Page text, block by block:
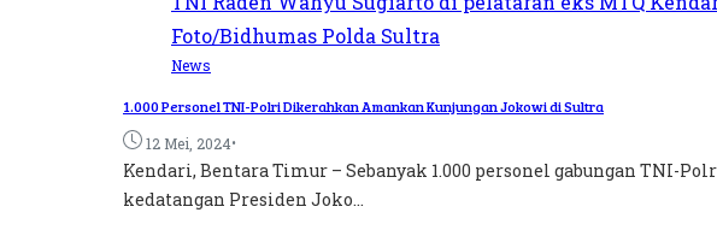
News
1.000 Personel TNI-Polri Dikerahkan Amankan Kunjungan Jokowi di Sultra
12 Mei, 2024•
Kendari, Bentara Timur – Sebanyak 1.000 personel gabungan TNI-
kedatangan Presiden Joko...